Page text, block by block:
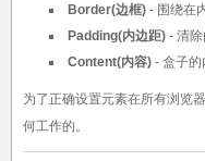
Border(边框) - 围绕在
Padding(内边距) - 清除
Content(内容) - 盒子的
为了正确设置元素在所有浏览
何工作的。